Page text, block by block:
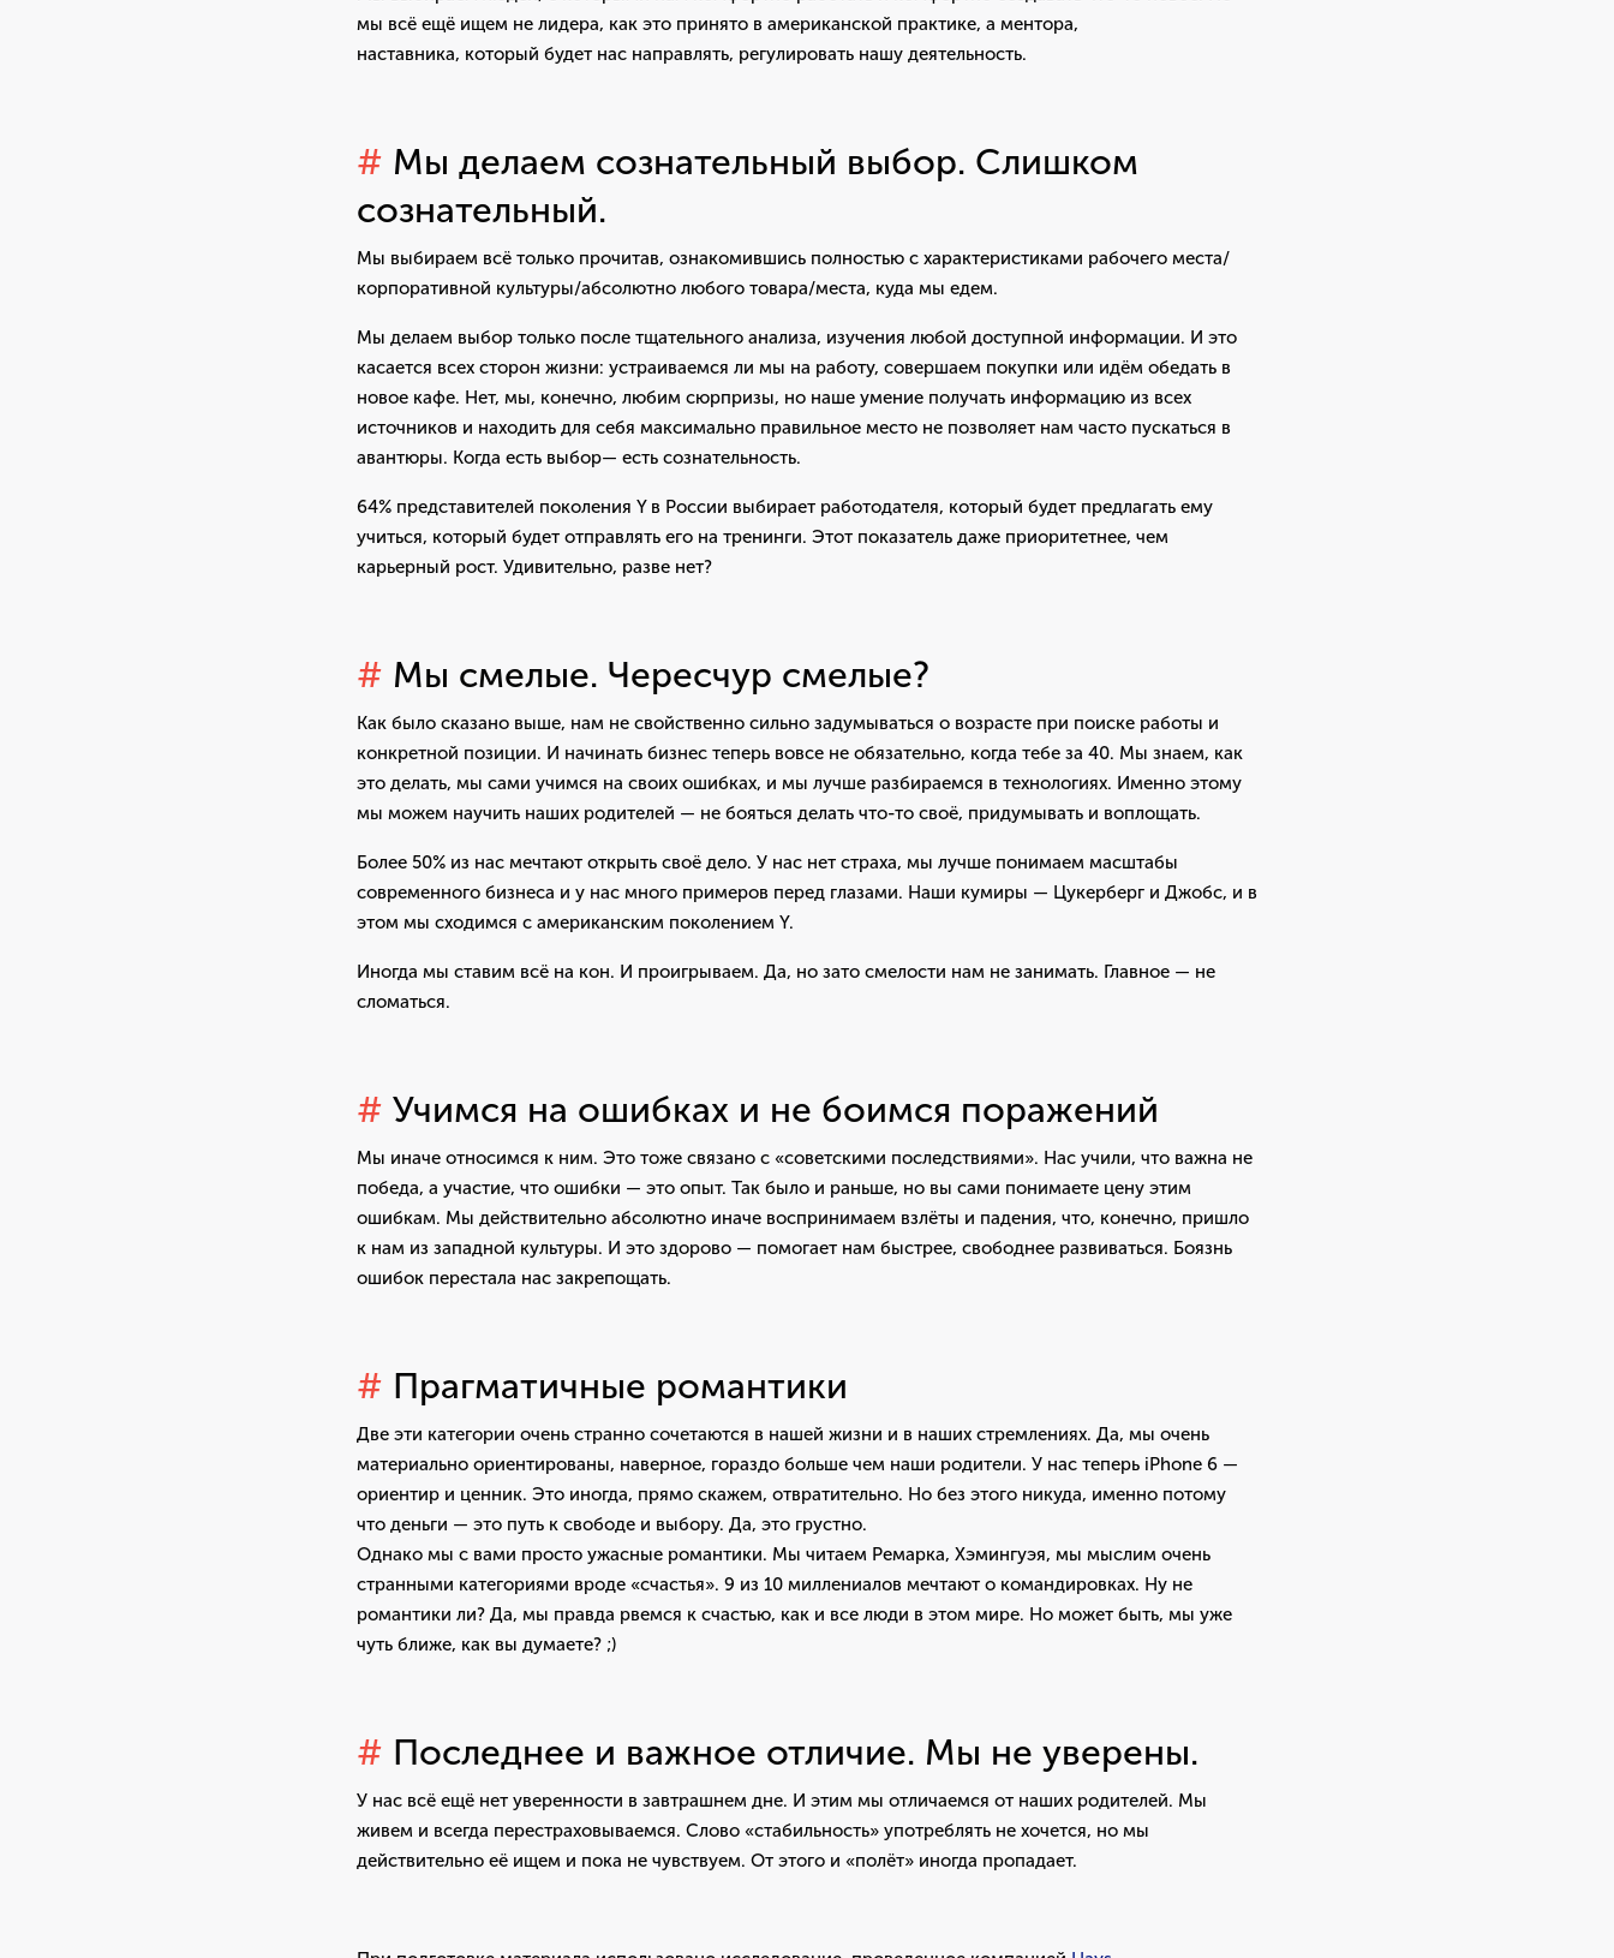
мы всё ещё ищем не лидера, как это принято в американской практике, а ментора,
наставника, который будет нас направлять, регулировать нашу деятельность.
# Мы делаем сознательный выбор. Слишком
сознательный.
Мы выбираем всё только прочитав, ознакомившись полностью с характеристиками рабочего места/
корпоративной культуры/абсолютно любого товара/места, куда мы едем.
Мы делаем выбор только после тщательного анализа, изучения любой доступной информации. И это
касается всех сторон жизни: устраиваемся ли мы на работу, совершаем покупки или идём обедать в
новое кафе. Нет, мы, конечно, любим сюрпризы, но наше умение получать информацию из всех
источников и находить для себя максимально правильное место не позволяет нам часто пускаться в
авантюры. Когда есть выбор— есть сознательность.
64% представителей поколения Y в России выбирает работодателя, который будет предлагать ему
учиться, который будет отправлять его на тренинги. Этот показатель даже приоритетнее, чем
карьерный рост. Удивительно, разве нет?
# Мы смелые. Чересчур смелые?
Как было сказано выше, нам не свойственно сильно задумываться о возрасте при поиске работы и
конкретной позиции. И начинать бизнес теперь вовсе не обязательно, когда тебе за 40. Мы знаем, как
это делать, мы сами учимся на своих ошибках, и мы лучше разбираемся в технологиях. Именно этому
мы можем научить наших родителей — не бояться делать что-то своё, придумывать и воплощать.
Более 50% из нас мечтают открыть своё дело. У нас нет страха, мы лучше понимаем масштабы
современного бизнеса и у нас много примеров перед глазами. Наши кумиры — Цукерберг и Джобс, и в
этом мы сходимся с американским поколением Y.
Иногда мы ставим всё на кон. И проигрываем. Да, но зато смелости нам не занимать. Главное — не
сломаться.
# Учимся на ошибках и не боимся поражений
Мы иначе относимся к ним. Это тоже связано с «советскими последствиями». Нас учили, что важна не
победа, а участие, что ошибки — это опыт. Так было и раньше, но вы сами понимаете цену этим
ошибкам. Мы действительно абсолютно иначе воспринимаем взлёты и падения, что, конечно, пришло
к нам из западной культуры. И это здорово — помогает нам быстрее, свободнее развиваться. Боязнь
ошибок перестала нас закрепощать.
# Прагматичные романтики
Две эти категории очень странно сочетаются в нашей жизни и в наших стремлениях. Да, мы очень
материально ориентированы, наверное, гораздо больше чем наши родители. У нас теперь iPhone 6 —
ориентир и ценник. Это иногда, прямо скажем, отвратительно. Но без этого никуда, именно потому
что деньги — это путь к свободе и выбору. Да, это грустно.
Однако мы с вами просто ужасные романтики. Мы читаем Ремарка, Хэмингуэя, мы мыслим очень
странными категориями вроде «счастья». 9 из 10 миллениалов мечтают о командировках. Ну не
романтики ли? Да, мы правда рвемся к счастью, как и все люди в этом мире. Но может быть, мы уже
чуть ближе, как вы думаете? ;)
# Последнее и важное отличие. Мы не уверены.
У нас всё ещё нет уверенности в завтрашнем дне. И этим мы отличаемся от наших родителей. Мы
живем и всегда перестраховываемся. Слово «стабильность» употреблять не хочется, но мы
действительно её ищем и пока не чувствуем. От этого и «полёт» иногда пропадает.